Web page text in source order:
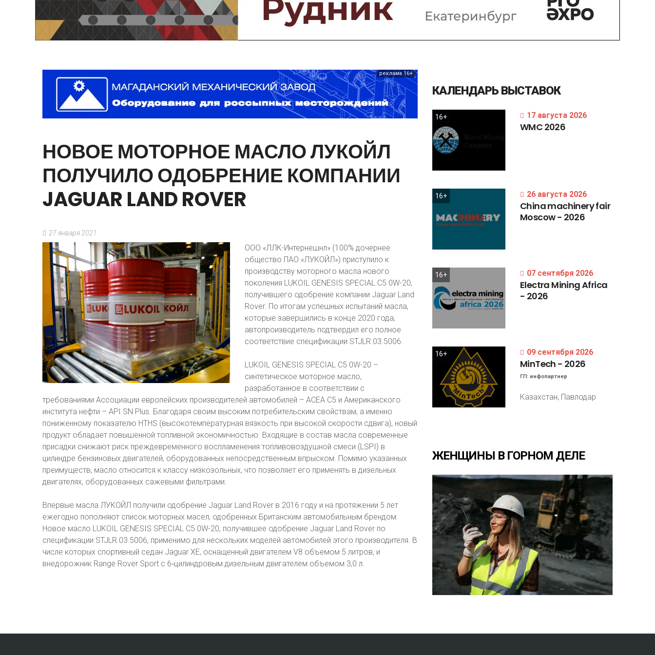
Предприятия и компании
Интервью
Выставки, Конференции
реклама 16+
НОВОЕМОТОРНОЕМАСЛОЛУКОЙЛ
ПОЛУЧИЛООДОБРЕНИЕКОМПАНИИ
JAGUAR LANDROVER
27 января 2021
ООО «ЛЛК-Интернешнл» (100% дочернее
общество ПАО «ЛУКОЙЛ») приступило к
производству моторного масла нового
поколения LUKOIL GENESIS SPECIAL C5 0W-20,
получившего одобрение компании Jaguar Land
Rover. По итогам успешных испытаний масла,
которые завершились в конце 2020 года,
автопроизводитель подтвердил его полное
соответствие спецификации STJLR.03.5006.
LUKOIL GENESIS SPECIAL C5 0W-20 –
синтетическое моторное масло,
разработанное в соответствии с
требованиями Ассоциации европейских производителей автомобилей – ACEA С5 и Американского
института нефти – API SN Plus. Благодаря своим высоким потребительским свойствам, а именно
пониженному показателю HTHS (высокотемпературная вязкость при высокой скорости сдвига), новый
продукт обладает повышенной топливной экономичностью. Входящие в состав масла современные
присадки снижают риск преждевременного воспламенения топливовоздушной смеси (LSPI) в
цилиндре бензиновых двигателей, оборудованных непосредственным впрыском. Помимо указанных
преимуществ, масло относится к классу низкозольных, что позволяет его применять в дизельных
двигателях, оборудованных сажевыми фильтрами.
Впервые масла ЛУКОЙЛ получили одобрение Jaguar Land Rover в 2016 году и на протяжении 5 лет
ежегодно пополняют список моторных масел, одобренных Британским автомобильным брендом.
Новое масло LUKOIL GENESIS SPECIAL C5 0W-20, получившее одобрение Jaguar Land Rover по
спецификации STJLR.03.5006, применимо для нескольких моделей автомобилей этого производителя. В
числе которых спортивный седан Jaguar XE, оснащенный двигателем V8 объемом 5 литров, и
внедорожник Range Rover Sport c 6‑цилиндровым дизельным двигателем объемом 3,0 л.
КАЛЕНДАРЬ ВЫСТАВОК
16+ 17 августа 2026
WMC 2026
16+ 26 августа 2026
Chinamachineryfair
Moscow- 2026
16+ 07 сентября 2026
Electra MiningAfrica
- 2026
16+ 09 сентября 2026
MinTech - 2026
ГП: инфопартнер
Казахстан, Павлодар
ЖЕНЩИНЫ В ГОРНОМ ДЕЛЕ